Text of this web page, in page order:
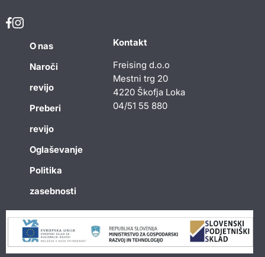
O nas
Naroči
revijo
Preberi
revijo
Oglaševanje
Politika
zasebnosti
Kontakt
Freising d.o.o
Mestni trg 20
4220 Škofja Loka
04/51 55 880